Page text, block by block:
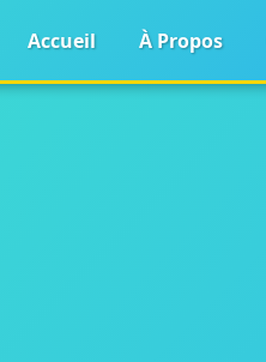
Accueil À Propos